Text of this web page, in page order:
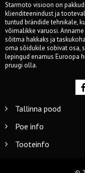
Starmoto visioon on
klienditeenindust ja
tuntud brändide tehnikale,
võimalikke varuosi.
sõitma hakkaks ja
oma sõidukile sobivat osa,
lepingud enamus Euroopa
pruugi olla.
Tallinna pood
Poe info
Tooteinfo